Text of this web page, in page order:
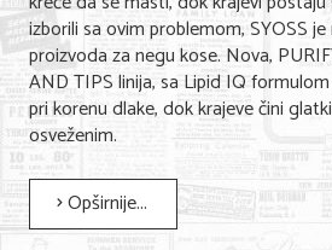
izborili sa ovim problemom, SYOSS
proizvoda za negu kose. Nova,
AND TIPS linija, sa Lipid IQ
pri korenu dlake, dok krajeve čini
osveženim.
Opširnije...